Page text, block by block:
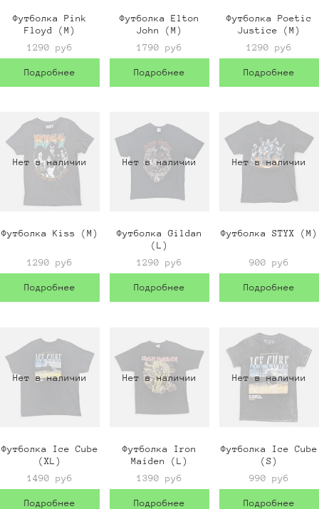
Футболка Pink
Floyd (M)
1290 руб
Подробнее
Футболка Elton
John (M)
1790 руб
Подробнее
Футболка Poetic
Justice (M)
1290 руб
Подробнее
Нет в наличии
Футболка Kiss (M)
1290 руб
Подробнее
Нет в наличии
Футболка Gildan
(L)
1290 руб
Подробнее
Нет в наличии
Футболка STYX (M)
900 руб
Подробнее
Нет в наличии
Футболка Ice Cube
(XL)
1490 руб
Подробнее
Нет в наличии
Футболка Iron
Maiden (L)
1390 руб
Подробнее
Нет в наличии
Футболка Ice Cube
(S)
990 руб
Подробнее